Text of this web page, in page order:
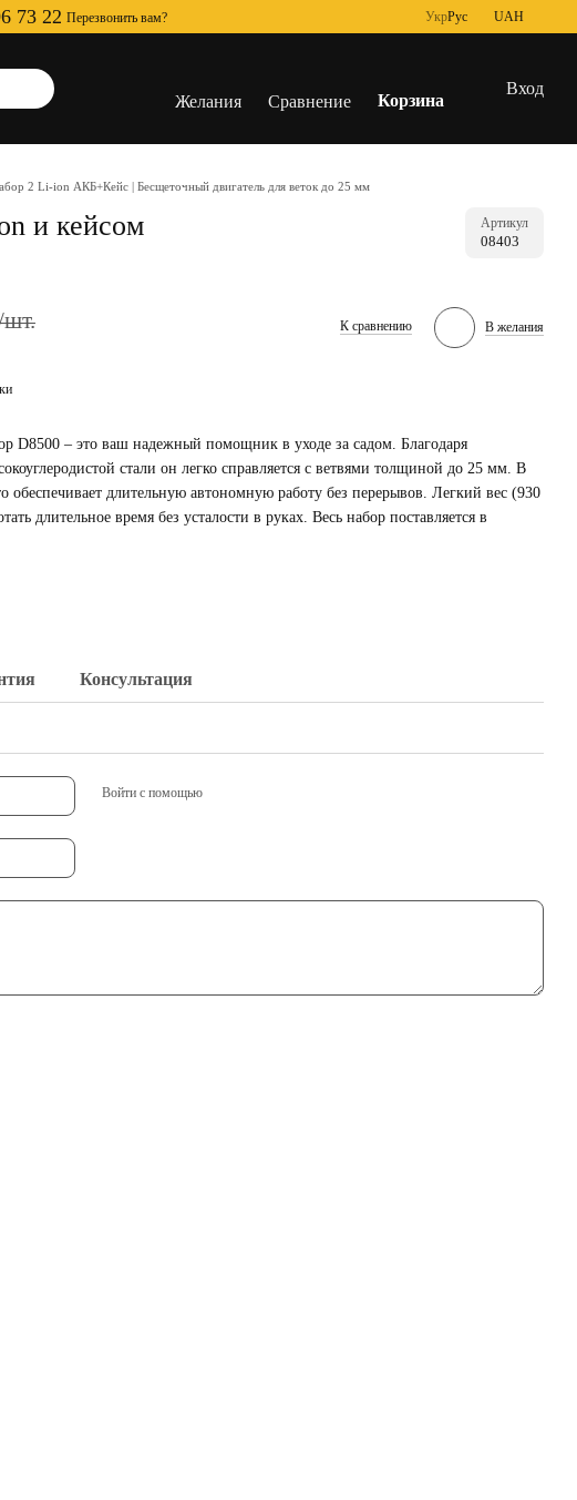
73 22 Перезвонить вам? УкрРус UAH
Желания Сравнение Корзина
Вход
2 Li-ion АКБ+Кейс | Бесщеточный двигатель для веток до 25 мм
и кейсом Артикул
08403
шт. К сравнению В желания
D8500 – это ваш надежный помощник в уходе за садом. Благодаря
стали он легко справляется с ветвями толщиной до 25 мм. В
обеспечивает длительную автономную работу без перерывов. Легкий вес (930
длительное время без усталости в руках. Весь набор поставляется в
Консультация
Войти с помощью